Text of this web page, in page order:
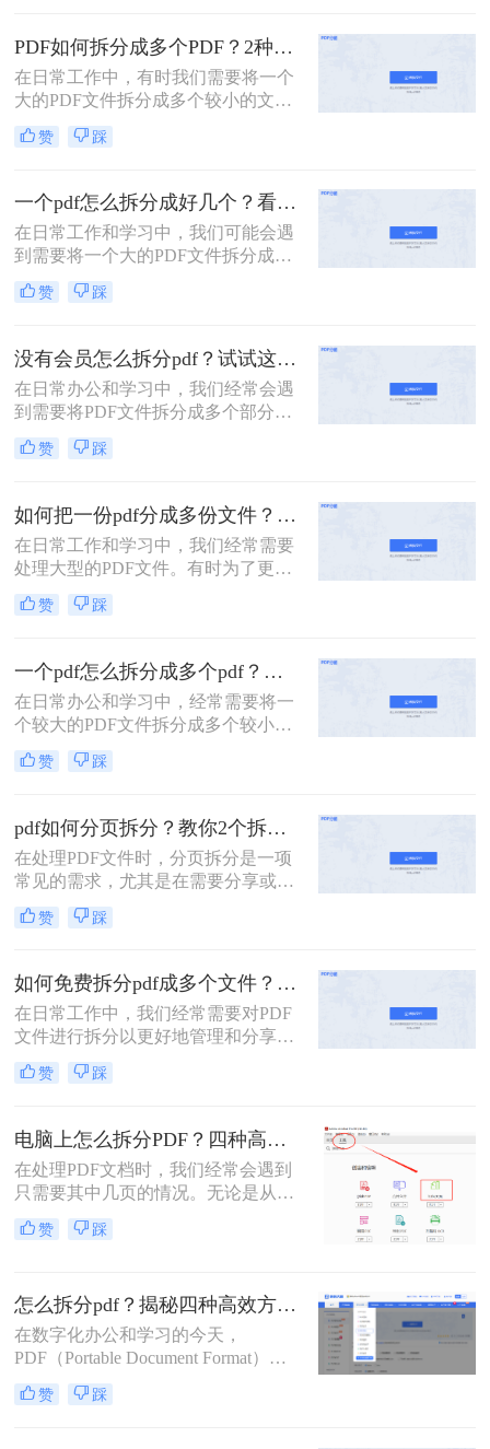
PDF如何拆分成多个PDF？2种高效方法详解分享
在日常工作中，有时我们需要将一个
大的PDF文件拆分成多个较小的文
件，以便更好地管理和使用。无论是
为了便于共享、减少文件大小还是针
技巧都是非常有用的。那么PDF如何
拆分成多个PDF呢？本文将介绍两种
简单且高效的PDF拆分方法。
赞 踩
一个pdf怎么拆分成好几个？看看下面的二种方法！
在日常工作和学习中，我们可能会遇
到需要将一个大的PDF文件拆分成多
个较小文件的情况。例如，为了便于
共享、减少文件大小或是针对特定页
常有用的。那么一个pdf怎么拆分成好
几个呢？本文将详细介绍两种常见的
PDF拆分方法。
赞 踩
没有会员怎么拆分pdf？试试这二种拆分方法！
在日常办公和学习中，我们经常会遇
到需要将PDF文件拆分成多个部分的
情况。然而，许多PDF处理工具都需
要会员权限才能使用拆分功能。那么
两种无需会员权限即可拆分PDF的方
法，帮助您轻松应对这一需求。
赞 踩
如何把一份pdf分成多份文件？这3种拆分小妙招了解下！
在日常工作和学习中，我们经常需要
处理大型的PDF文件。有时为了更便
于查阅或分享，我们可能需要将这些
文件拆分成多个小部分。那么如何把
三种高效的PDF文件拆分方法，帮助
您轻松完成文件拆分任务。
赞 踩
一个pdf怎么拆分成多个pdf？教你3招轻松拆分！
在日常办公和学习中，经常需要将一
个较大的PDF文件拆分成多个较小的
PDF文件，以便于分享、管理或打
印。那么一个pdf怎么拆分成多个pdf
成多个PDF文件的实用方法。
赞 踩
pdf如何分页拆分？教你2个拆分方法！
在处理PDF文件时，分页拆分是一项
常见的需求，尤其是在需要分享或打
印部分页面时。那么pdf如何分页拆分
呢？本文将介绍两种分页拆分PDF的
分任务。
赞 踩
如何免费拆分pdf成多个文件？这三种方法很好用！
在日常工作中，我们经常需要对PDF
文件进行拆分以更好地管理和分享文
档。对于那些希望免费完成这项任务
的用户来说，有多种选择可以实现这
文件呢？本文将介绍三种无需付费即
可使用的PDF拆分方法。
赞 踩
电脑上怎么拆分PDF？四种高效方法详解！
在处理PDF文档时，我们经常会遇到
只需要其中几页的情况。无论是从一
份庞大的报告中提取关键章节，还是
将扫描合并的发票重新分开，“拆分
有页面，不如精准地提取所需部分，
这样既高效又专业。
赞 踩
怎么拆分pdf？揭秘四种高效方法，总有一款适合你！
在数字化办公和学习的今天，
PDF（Portable Document Format）因
其跨平台、格式固定的特性，已成为
我们日常工作中最常用的文件格式之
赞 踩